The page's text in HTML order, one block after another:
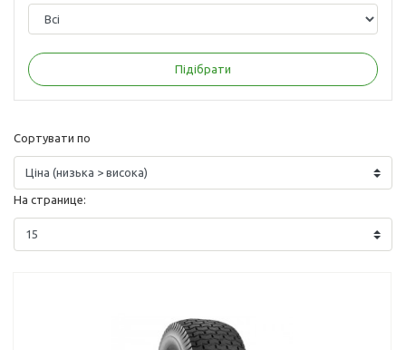
Сортувати по
На странице: